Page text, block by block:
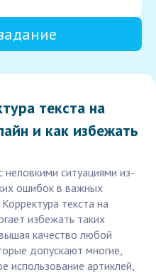
текста на
и как избежать
неловкими ситуациями из-
ошибок в важных
текста на
избежать таких
качество любой
допускают многие,
использование артиклей,